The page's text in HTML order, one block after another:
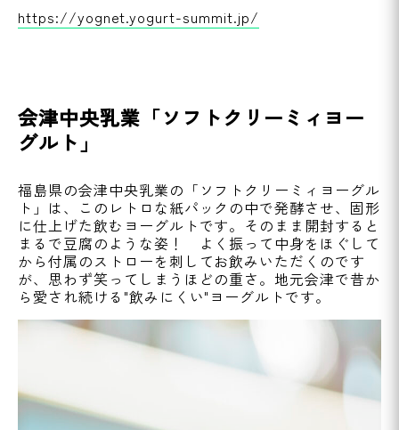
https://yognet.yogurt-summit.jp/
会津中央乳業「ソフトクリーミィヨー
グルト」
福島県の会津中央乳業の「ソフトクリーミィヨーグル
ト」は、このレトロな紙パックの中で発酵させ、固形
に仕上げた飲むヨーグルトです。そのまま開封すると
まるで豆腐のような姿！ よく振って中身をほぐして
から付属のストローを刺してお飲みいただくのです
が、思わず笑ってしまうほどの重さ。地元会津で昔か
ら愛され続ける"飲みにくい"ヨーグルトです。